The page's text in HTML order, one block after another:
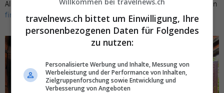
Alle Informationen zur Reise sowie die Kontaktdaten für Anfragen
finden Sie hiertravelnews.ch bittet um Einwilligung, Ihre
personenbezogenen Daten für Folgendes
zu nutzen:
Personalisierte Werbung und Inhalte, Messung von
Werbeleistung und der Performance von Inhalten,
Zielgruppenforschung sowie Entwicklung und
Verbesserung von Angeboten